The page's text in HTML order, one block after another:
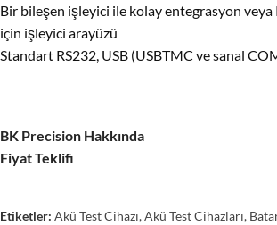
Bir bileşen işleyici ile kolay entegrasyon veya
için işleyici arayüzü
Standart RS232, USB (USBTMC ve sanal
BK Precision Hakkında
Fiyat Teklifi
Etiketler: Akü Test Cihazı,Akü Test Cihazları,